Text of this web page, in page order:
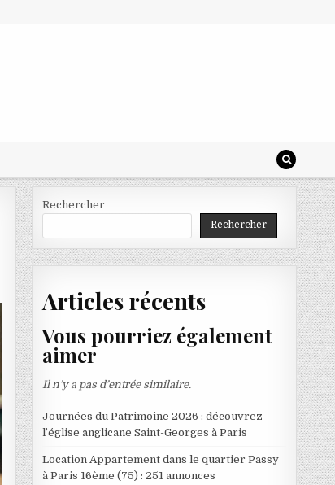
Rechercher
Rechercher
Articles récents
Vous pourriez également
aimer
Il n’y a pas d’entrée similaire.
Journées du Patrimoine 2026 : découvrez
l’église anglicane Saint-Georges à Paris
Location Appartement dans le quartier Passy
à Paris 16ème (75) : 251 annonces